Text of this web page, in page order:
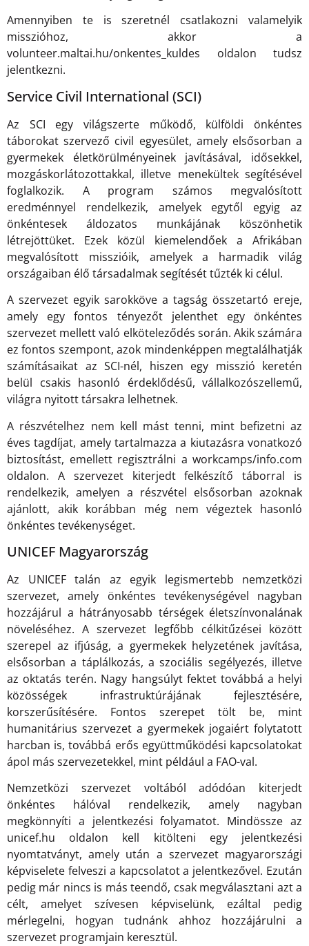
Amennyiben te is szeretnél csatlakozni valamelyik
misszióhoz, akkor a
volunteer.maltai.hu/onkentes_kuldes oldalon tudsz
jelentkezni.
Service Civil International (SCI)
Az SCI egy világszerte működő, külföldi önkéntes
táborokat szervező civil egyesület, amely elsősorban a
gyermekek életkörülményeinek javításával, idősekkel,
mozgáskorlátozottakkal, illetve menekültek segítésével
foglalkozik. A program számos megvalósított
eredménnyel rendelkezik, amelyek egytől egyig az
önkéntesek áldozatos munkájának köszönhetik
létrejöttüket. Ezek közül kiemelendőek a Afrikában
megvalósított misszióik, amelyek a harmadik világ
országaiban élő társadalmak segítését tűzték ki célul.
A szervezet egyik sarokköve a tagság összetartó ereje,
amely egy fontos tényezőt jelenthet egy önkéntes
szervezet mellett való elköteleződés során. Akik számára
ez fontos szempont, azok mindenképpen megtalálhatják
számításaikat az SCI-nél, hiszen egy misszió keretén
belül csakis hasonló érdeklődésű, vállalkozószellemű,
világra nyitott társakra lelhetnek.
A részvételhez nem kell mást tenni, mint befizetni az
éves tagdíjat, amely tartalmazza a kiutazásra vonatkozó
biztosítást, emellett regisztrálni a workcamps/info.com
oldalon. A szervezet kiterjedt felkészítő táborral is
rendelkezik, amelyen a részvétel elsősorban azoknak
ajánlott, akik korábban még nem végeztek hasonló
önkéntes tevékenységet.
UNICEF Magyarország
Az UNICEF talán az egyik legismertebb nemzetközi
szervezet, amely önkéntes tevékenységével nagyban
hozzájárul a hátrányosabb térségek életszínvonalának
növeléséhez. A szervezet legfőbb célkitűzései között
szerepel az ifjúság, a gyermekek helyzetének javítása,
elsősorban a táplálkozás, a szociális segélyezés, illetve
az oktatás terén. Nagy hangsúlyt fektet továbbá a helyi
közösségek infrastruktúrájának fejlesztésére,
korszerűsítésére. Fontos szerepet tölt be, mint
humanitárius szervezet a gyermekek jogaiért folytatott
harcban is, továbbá erős együttműködési kapcsolatokat
ápol más szervezetekkel, mint például a FAO-val.
Nemzetközi szervezet voltából adódóan kiterjedt
önkéntes hálóval rendelkezik, amely nagyban
megkönnyíti a jelentkezési folyamatot. Mindössze az
unicef.hu oldalon kell kitölteni egy jelentkezési
nyomtatványt, amely után a szervezet magyarországi
képviselete felveszi a kapcsolatot a jelentkezővel. Ezután
pedig már nincs is más teendő, csak megválasztani azt a
célt, amelyet szívesen képviselünk, ezáltal pedig
mérlegelni, hogyan tudnánk ahhoz hozzájárulni a
szervezet programjain keresztül.